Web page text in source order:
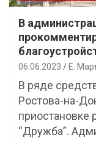
В
06.06.2023 Е.
В ряде
Ростова-на-
приостановке
“Дружба”.